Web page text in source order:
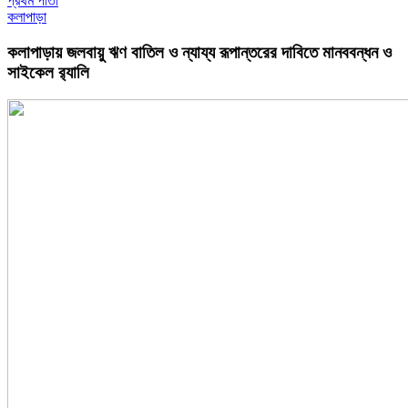
কলাপাড়া
কলাপাড়ায় জলবায়ু ঋণ বাতিল ও ন্যায্য রূপান্তরের দাবিতে মানববন্ধন ও
সাইকেল র‍্যালি